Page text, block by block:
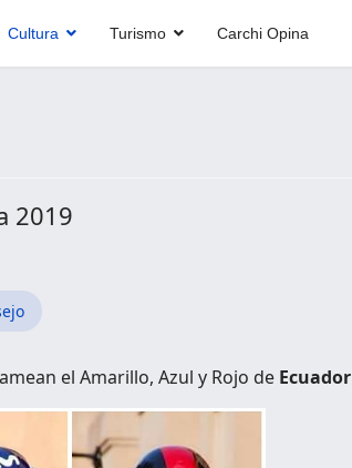
Cultura Turismo Carchi Opina
2019
el Amarillo, Azul y Rojo de Ecuador